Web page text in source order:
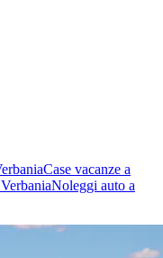
Case vacanze a
Noleggi auto a